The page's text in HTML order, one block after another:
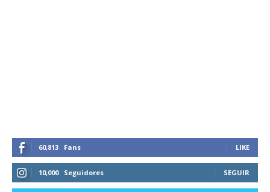
60,813 Fans LIKE
10,000 Seguidores SEGUIR